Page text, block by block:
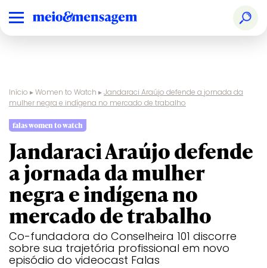
Início ▸Women to Watch ▸Jandaraci Araújo defende a jornada da
mulher negra e indígena no mercado de trabalho
falas women to watch
Jandaraci Araújo defende
a jornada da mulher
negra e indígena no
mercado de trabalho
Co-fundadora do Conselheira 101 discorre
sobre sua trajetória profissional em novo
episódio do videocast Falas